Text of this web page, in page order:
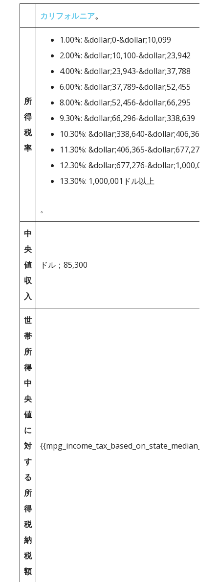
カリフォルニア。
所
得
税
率
1.00%: &dollar;0-&dollar;10,099
2.00%: &dollar;10,100-&dollar;23,942
4.00%: &dollar;23,943-&dollar;37,788
6.00%: &dollar;37,789-&dollar;52,455
8.00%: &dollar;52,456-&dollar;66,295
9.30%: &dollar;66,296-&dollar;338,639
10.30%: &dollar;338,640-&dollar;406,364
11.30%: &dollar;406,365-&dollar;677,275
12.30%: &dollar;677,276-&dollar;1,000,000
13.30%: 1,000,001ドル以上
。
中
央
値
収
入
ドル；85,300
世
帯
所
得
中
央
値
に
対
す
る
所
得
税
納
税
額